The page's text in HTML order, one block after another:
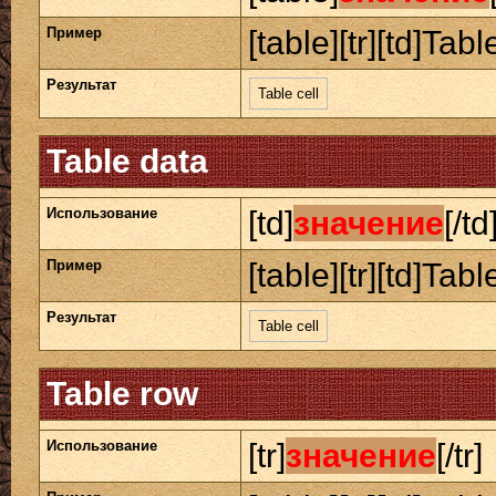
Пример
Результат
Table cell
Table data
Использование [td]значение[/
Пример
Результат
Table cell
Table row
Использование [tr]значение[/tr]